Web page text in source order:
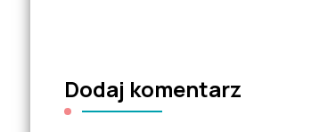
Dodaj komentarz